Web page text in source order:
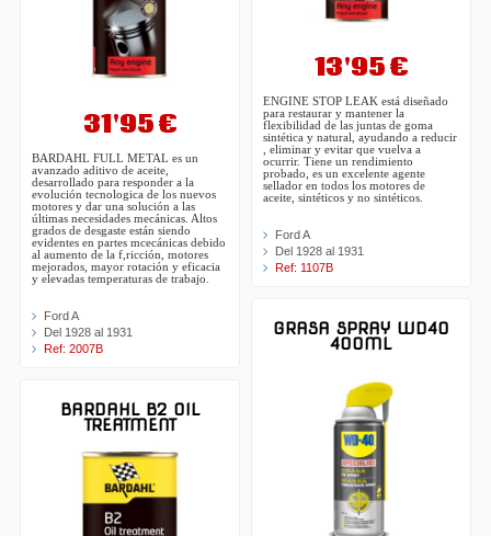
31'95 €
BARDAHL FULL METAL es un
avanzado aditivo de aceite,
desarrollado para responder a la
evolución tecnologica de los nuevos
motores y dar una solución a las
últimas necesidades mecánicas. Altos
grados de desgaste están siendo
evidentes en partes mcecánicas debido
al aumento de la f,ricción, motores
mejorados, mayor rotación y eficacia
y elevadas temperaturas de trabajo.
Ford A
Del 1928 al 1931
Ref: 2007B
BARDAHL B2 OIL
TREATMENT
13'95 €
ENGINE STOP LEAK está diseñado
para restaurar y mantener la
flexibilidad de las juntas de goma
sintética y natural, ayudando a reducir
, eliminar y evitar que vuelva a
ocurrir. Tiene un rendimiento
probado, es un excelente agente
sellador en todos los motores de
aceite, sintéticos y no sintéticos.
Ford A
Del 1928 al 1931
Ref: 1107B
GRASA SPRAY WD40
400ML